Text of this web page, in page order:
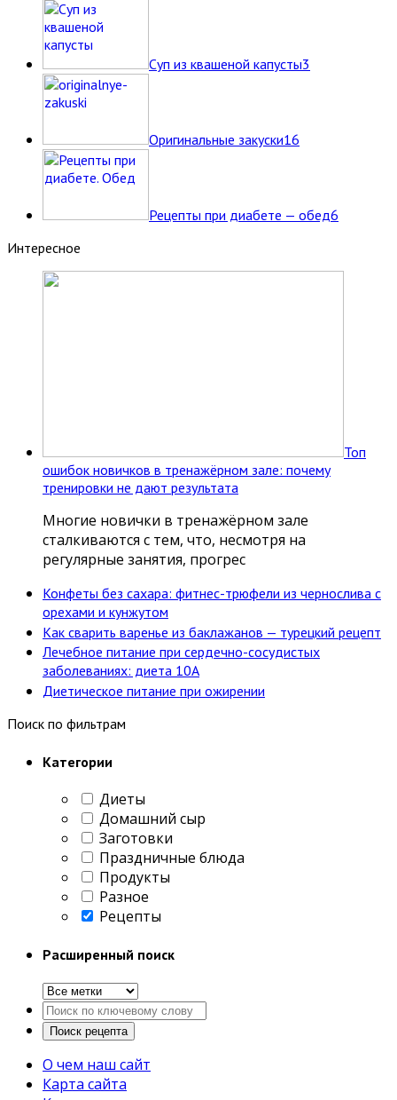
Суп из квашеной капусты3
Оригинальные закуски16
Рецепты при диабете — обед6
Интересное
Топ
ошибок новичков в тренажёрном зале: почему
тренировки не дают результата
Многие новички в тренажёрном зале
сталкиваются с тем, что, несмотря на
регулярные занятия, прогрес
Конфеты без сахара: фитнес-трюфели из чернослива с
орехами и кунжутом
Как сварить варенье из баклажанов — турецкий рецепт
Лечебное питание при сердечно-сосудистых
заболеваниях: диета 10А
Диетическое питание при ожирении
Поиск по фильтрам
Категории
Диеты
Домашний сыр
Заготовки
Праздничные блюда
Продукты
Разное
Рецепты
Расширенный поиск
О чем наш сайт
Карта сайта